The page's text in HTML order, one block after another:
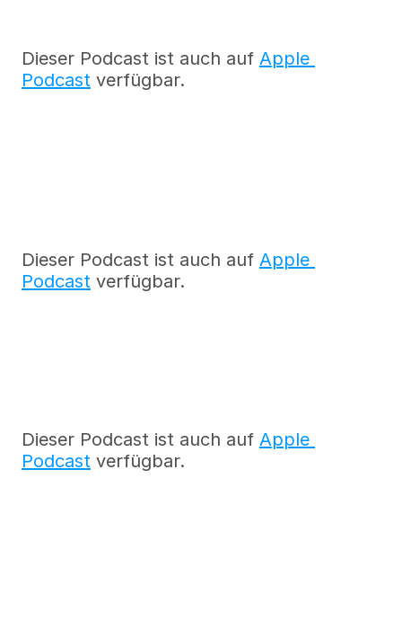
Dieser Podcast ist auch auf Apple
Podcast verfügbar.
Dieser Podcast ist auch auf Apple
Podcast verfügbar.
Dieser Podcast ist auch auf Apple
Podcast verfügbar.